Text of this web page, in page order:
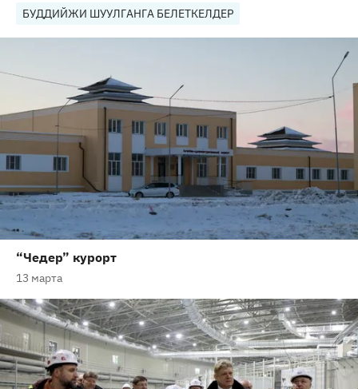
БУДДИЙЖИ ШУУЛГАНГА БЕЛЕТКЕЛДЕР
“Чедер” курорт
13 марта